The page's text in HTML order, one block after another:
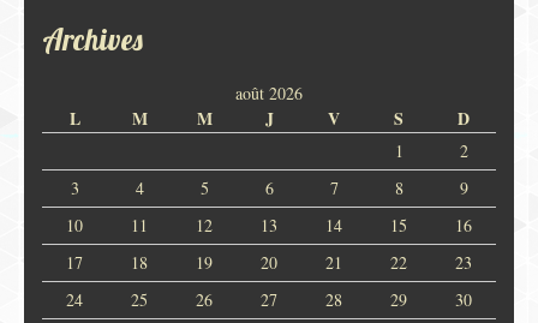
Archives
août 2026
L M M J V S D
1
2
3
4 5 6 7 8
9
10
11 12 13 14 15
16
17
18 19 20 21 22
23
24
25 26 27 28 29
30